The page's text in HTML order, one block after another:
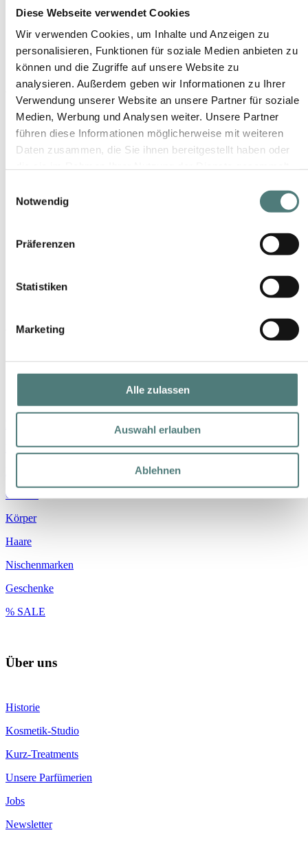
Diese Webseite verwendet Cookies
Wir verwenden Cookies, um Inhalte und Anzeigen zu
personalisieren, Funktionen für soziale Medien anbieten zu
können und die Zugriffe auf unsere Website zu
analysieren. Außerdem geben wir Informationen zu Ihrer
Verwendung unserer Website an unsere Partner für soziale
Medien, Werbung und Analysen weiter. Unsere Partner
führen diese Informationen möglicherweise mit weiteren
Daten zusammen, die Sie ihnen bereitgestellt haben oder
Notwendig
Präferenzen
Statistiken
Marketing
Alle zulassen
Auswahl erlauben
Ablehnen
YBPN-Partner
Shop
Parfum
Gesicht
Körper
Haare
Nischenmarken
Geschenke
% SALE
Über uns
Historie
Kosmetik-Studio
Kurz-Treatments
Unsere Parfümerien
Jobs
Newsletter